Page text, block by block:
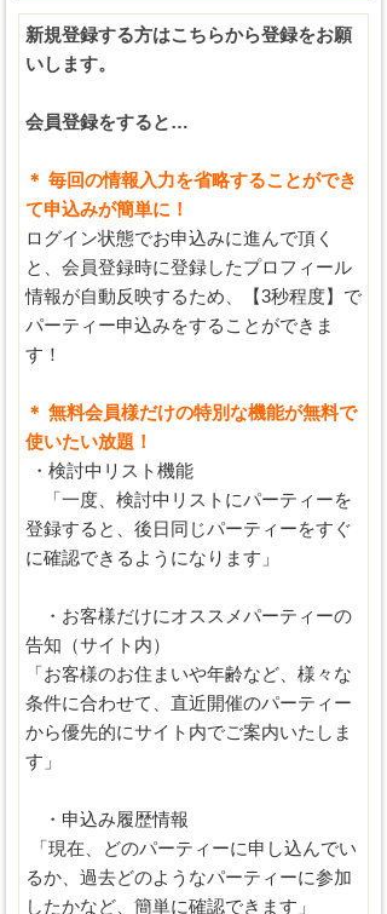
新規登録する方はこちらから登録をお願
いします。
会員登録をすると…
＊ 毎回の情報入力を省略することができ
て申込みが簡単に！
ログイン状態でお申込みに進んで頂く
と、会員登録時に登録したプロフィール
情報が自動反映するため、【3秒程度】で
パーティー申込みをすることができま
す！
＊ 無料会員様だけの特別な機能が無料で
使いたい放題！
・検討中リスト機能
「一度、検討中リストにパーティーを
登録すると、後日同じパーティーをすぐ
に確認できるようになります」
・お客様だけにオススメパーティーの
告知（サイト内）
「お客様のお住まいや年齢など、様々な
条件に合わせて、直近開催のパーティー
から優先的にサイト内でご案内いたしま
す」
・申込み履歴情報
「現在、どのパーティーに申し込んでい
るか、過去どのようなパーティーに参加
したかなど、簡単に確認できます」